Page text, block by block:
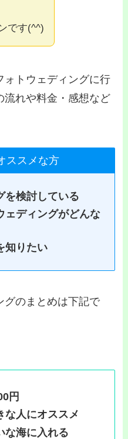
です(^^)
ォトウェディングに行
流れや料金・感想など
ススメな方
を検討している
ェディングがどんな
知りたい
グのまとめは下記で
円
な人にオススメ
な海に 入れる